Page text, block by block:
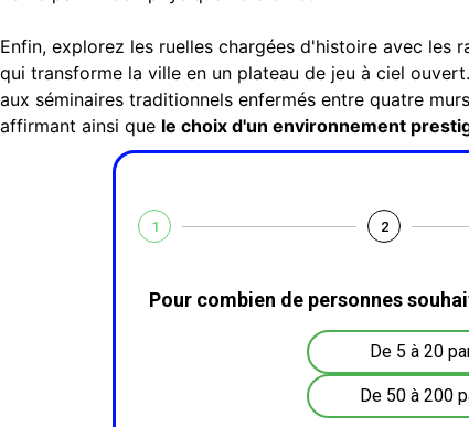
Enfin, explorez les ruelles chargées d'histoire avec les
qui transforme la ville en un plateau de jeu à ciel
aux séminaires traditionnels enfermés entre quatre
affirmant ainsi que le choix d'un environnement
1 2
Pour combien de personnes
De 5 à 20
De 50 à 200